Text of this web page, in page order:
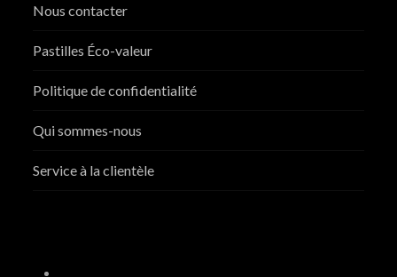
Nous contacter
Pastilles Éco-valeur
Politique de confidentialité
Qui sommes-nous
Service à la clientèle